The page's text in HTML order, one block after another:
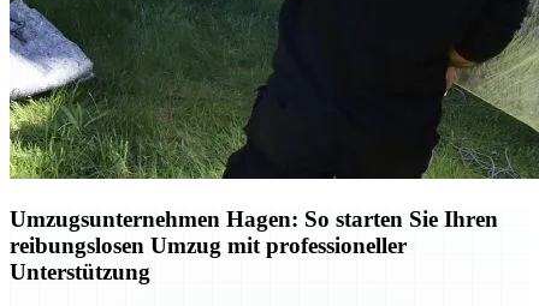
Umzugsunternehmen Hagen: So starten Sie Ihren
reibungslosen Umzug mit professioneller
Unterstützung